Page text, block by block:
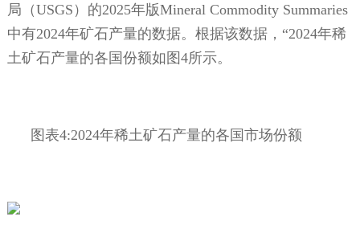
局（USGS ）的2025年版Mineral Commodity Summaries
中有2024年矿石产量的数据。根据该数据，“2024年稀
土矿石产量的各国份额如图4所示。
图表4:2024年稀土矿石产量的各国市场份额